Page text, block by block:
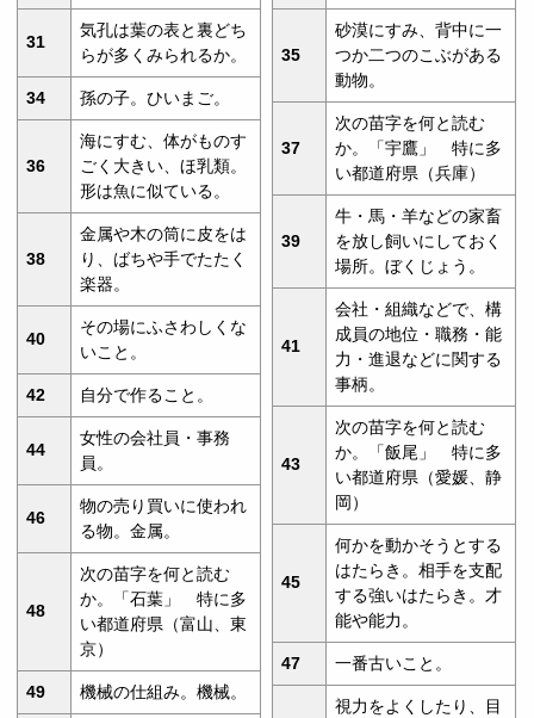
31
気孔は葉の表と裏どち
らが多くみられるか。
34 孫の子。ひいまご。
36
海にすむ、体がものす
ごく大きい、ほ乳類。
形は魚に似ている。
38
金属や木の筒に皮をは
り、ばちや手でたたく
楽器。
40
その場にふさわしくな
いこと。
42 自分で作ること。
44
女性の会社員・事務
員。
46
物の売り買いに使われ
る物。金属。
48
次の苗字を何と読む
か。「石葉」 特に多
い都道府県（富山、東
京）
49 機械の仕組み。機械。
35
砂漠にすみ、背中に一
つか二つのこぶがある
動物。
37
次の苗字を何と読む
か。「宇鷹」 特に多
い都道府県（兵庫）
39
牛・馬・羊などの家畜
を放し飼いにしておく
場所。ぼくじょう。
41
会社・組織などで、構
成員の地位・職務・能
力・進退などに関する
事柄。
43
次の苗字を何と読む
か。「飯尾」 特に多
い都道府県（愛媛、静
岡）
45
何かを動かそうとする
はたらき。相手を支配
する強いはたらき。才
能や能力。
47 一番古いこと。
視力をよくしたり、目